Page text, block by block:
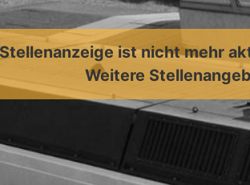
ist nicht mehr
Weitere